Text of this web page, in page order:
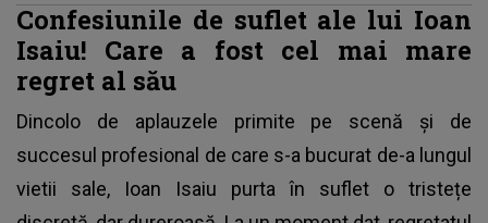
Confesiunile de suflet ale lui Ioan
Isaiu! Care a fost cel mai mare
regret al său
Dincolo de aplauzele primite pe scenă și de
succesul profesional de care s-a bucurat de-a lungul
vietii sale, Ioan Isaiu purta în suflet o tristețe